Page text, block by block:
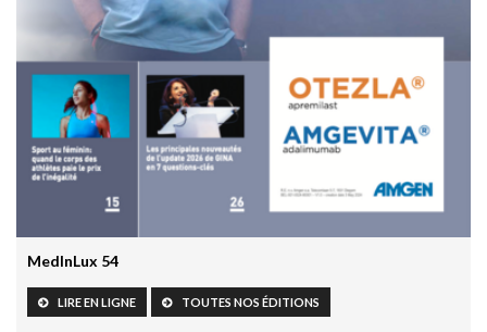
IA et responsabilité médicale en radiologie : le workflow
change la donne juridique
30 mars 2026 - 20:00
Les résultats prometteurs de la première étude clinique
prospective de Google AMIE
30 mars 2026 - 19:55
L’HTA chez l’enfant: un marqueur précoce de risque
cardiovasculaire à vie
27 mars 2026 - 10:30
rassure
24 mars 2026 - 16:14
MedInLux 54
LIRE EN LIGNE TOUTES NOS ÉDITIONS